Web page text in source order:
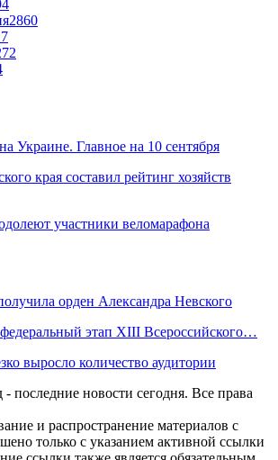
2860
Украине. Главное на 10 сентября
края составил рейтинг хозяйств
участники веломарафона
орден Александра Невского
этап XIII Всероссийского…
выросло количество аудитории
последние новости сегодня. Все права
и распространение материалов с
только с указанием активной ссылки